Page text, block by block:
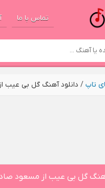
تماس با ما
تاپ/ دانلود آهنگ گل بی عیب
آهنگ گل بی عیب از مسعود